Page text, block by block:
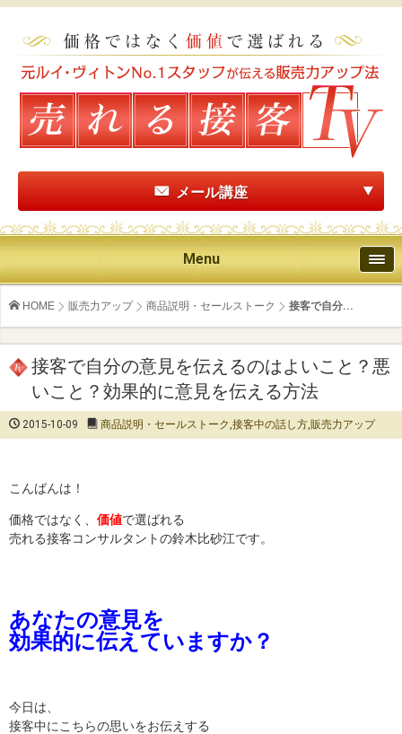
メール講座
Menu
HOME 販売力アップ 商品説明・セールストーク 接客で自分...
接客で自分の意見を伝えるのはよいこと？悪
いこと？効果的に意見を伝える方法
2015-10-09 商品説明・セールストーク,接客中の話し方,販売力アップ
こんばんは！
価格ではなく、 価値で選ばれる
売れる接客コンサルタントの鈴木比砂江です。
あなたの意見を
効果的に伝えていますか？
今日は、
接客中にこちらの思いをお伝えする